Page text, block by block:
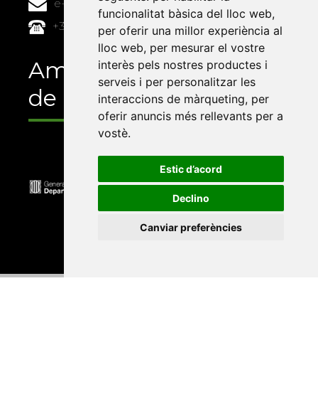
funcionalitat bàsica del lloc web,
per oferir una millor experiència al
lloc web, per mesurar el vostre
interès pels nostres productes i
serveis i per personalitzar les
interaccions de màrqueting, per
oferir anuncis més rellevants per a
vostè.
Estic d’acord
Declino
Canviar preferències
e-buc@vives.org
+34 964 72 89 93
Amb el suport
de